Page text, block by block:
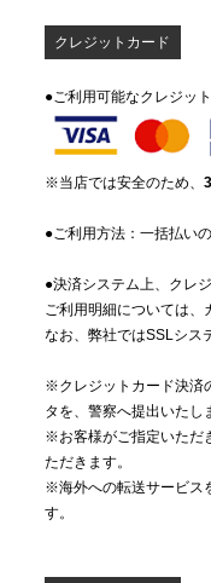
クレジットカード
●ご利用可能なクレジッ
※当店では安全のため、
●ご利用方法：一括払い
●決済システム上、クレ
ご利用明細については
なお、弊社ではSSLシス
※クレジットカード決済
タを、警察へ提出いたし
※お客様がご指定いただ
ただきます。
※海外への転送サービス
す。